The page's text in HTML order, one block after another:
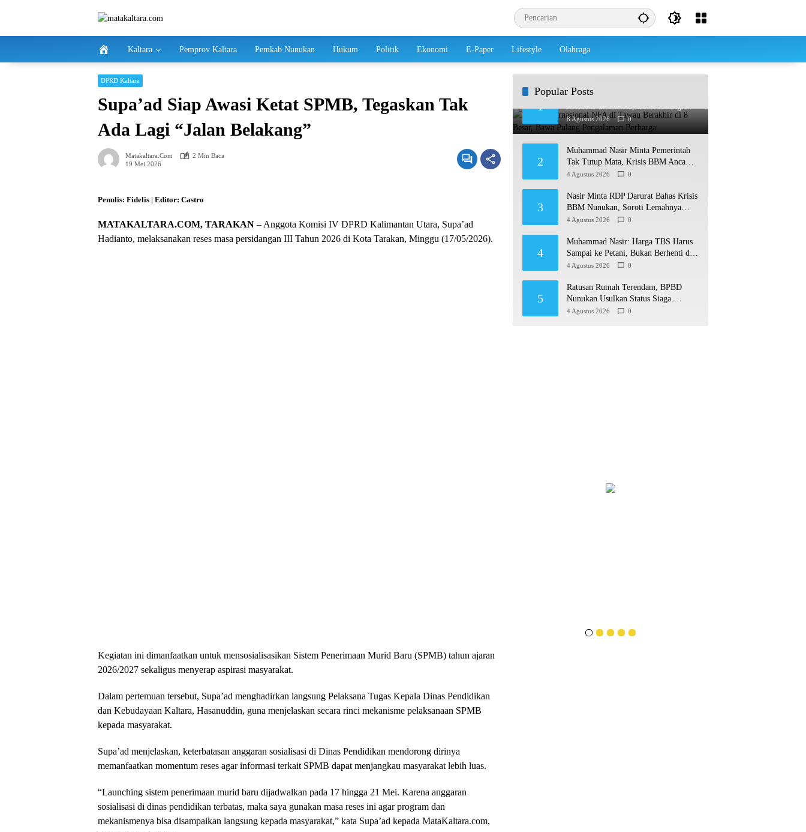
Kaltara Pemprov Kaltara Pemkab Nunukan Hukum Politik Ekonomi E-Paper Lifestyle Olahraga
DPRD Kaltara
Supa’ad Siap Awasi Ketat SPMB, Tegaskan Tak
Ada Lagi “Jalan Belakang”
Matakaltara.com
2 Min Baca
19 Mei 2026
Penulis: Fidelis | Editor: Castro
MATAKALTARA.COM, TARAKAN – Anggota Komisi IV DPRD Kalimantan Utara, Supa’ad
Hadianto, melaksanakan reses masa persidangan III Tahun 2026 di Kota Tarakan, Minggu (17/05/2026).
Kegiatan ini dimanfaatkan untuk mensosialisasikan Sistem Penerimaan Murid Baru (SPMB) tahun ajaran
2026/2027 sekaligus menyerap aspirasi masyarakat.
Dalam pertemuan tersebut, Supa’ad menghadirkan langsung Pelaksana Tugas Kepala Dinas Pendidikan
dan Kebudayaan Kaltara, Hasanuddin, guna menjelaskan secara rinci mekanisme pelaksanaan SPMB
kepada masyarakat.
Supa’ad menjelaskan, keterbatasan anggaran sosialisasi di Dinas Pendidikan mendorong dirinya
memanfaatkan momentum reses agar informasi terkait SPMB dapat menjangkau masyarakat lebih luas.
“Launching sistem penerimaan murid baru dijadwalkan pada 17 hingga 21 Mei. Karena anggaran
sosialisasi di dinas pendidikan terbatas, maka saya gunakan masa reses ini agar program dan
mekanismenya bisa disampaikan langsung kepada masyarakat,” kata Supa’ad kepada MataKaltara.com,
Popular Posts
1
Debut Internasional NFA di Tawau
Berakhir di 8 Besar, Bawa Pulang
Pengalaman Berharga
8 Agustus 2026 0
2
Muhammad Nasir Minta Pemerintah
Tak Tutup Mata, Krisis BBM Ancam
Ekonomi Masyarakat Nunukan
4 Agustus 2026 0
3
Nasir Minta RDP Darurat Bahas Krisis
BBM Nunukan, Soroti Lemahnya
Sistem Distribusi
4 Agustus 2026 0
4
Muhammad Nasir: Harga TBS Harus
Sampai ke Petani, Bukan Berhenti di
Ruang Rapat
4 Agustus 2026 0
5
Ratusan Rumah Terendam, BPBD
Nunukan Usulkan Status Siaga
Darurat Bencana Hidrometeorologi
4 Agustus 2026 0